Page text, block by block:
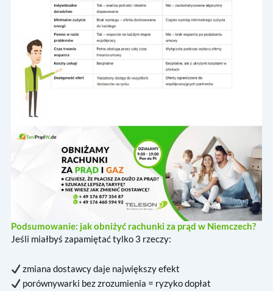
Podsumowanie: jak obniżyć rachunki za prąd w Niemczech?
Jeśli miałbyś zapamiętać tylko 3 rzeczy:
zmiana dostawcy daje największy efekt
porównywarki bez zrozumienia = ryzyko dopłat